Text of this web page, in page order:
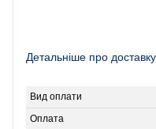
Детальніше про доставку